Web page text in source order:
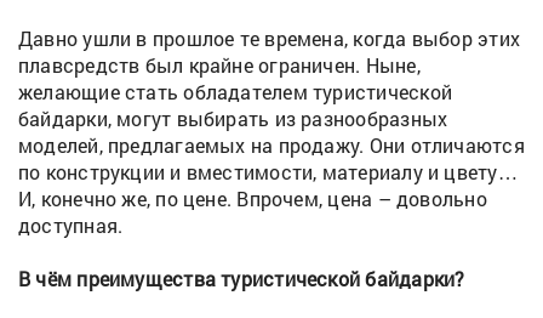
Давно ушли в прошлое те времена, когда выбор этих
плавсредств был крайне ограничен. Ныне,
желающие стать обладателем туристической
байдарки, могут выбирать из разнообразных
моделей, предлагаемых на продажу. Они отличаются
по конструкции и вместимости, материалу и цвету…
И, конечно же, по цене. Впрочем, цена – довольно
доступная.
В чём преимущества туристической байдарки?